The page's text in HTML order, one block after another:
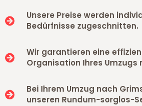
Unsere Preise werden
Bedürfnisse zugeschnitten.
Wir garantieren eine
Organisation Ihres Umzugs
Bei Ihrem Umzug nach
unseren Rundum-sorglos-